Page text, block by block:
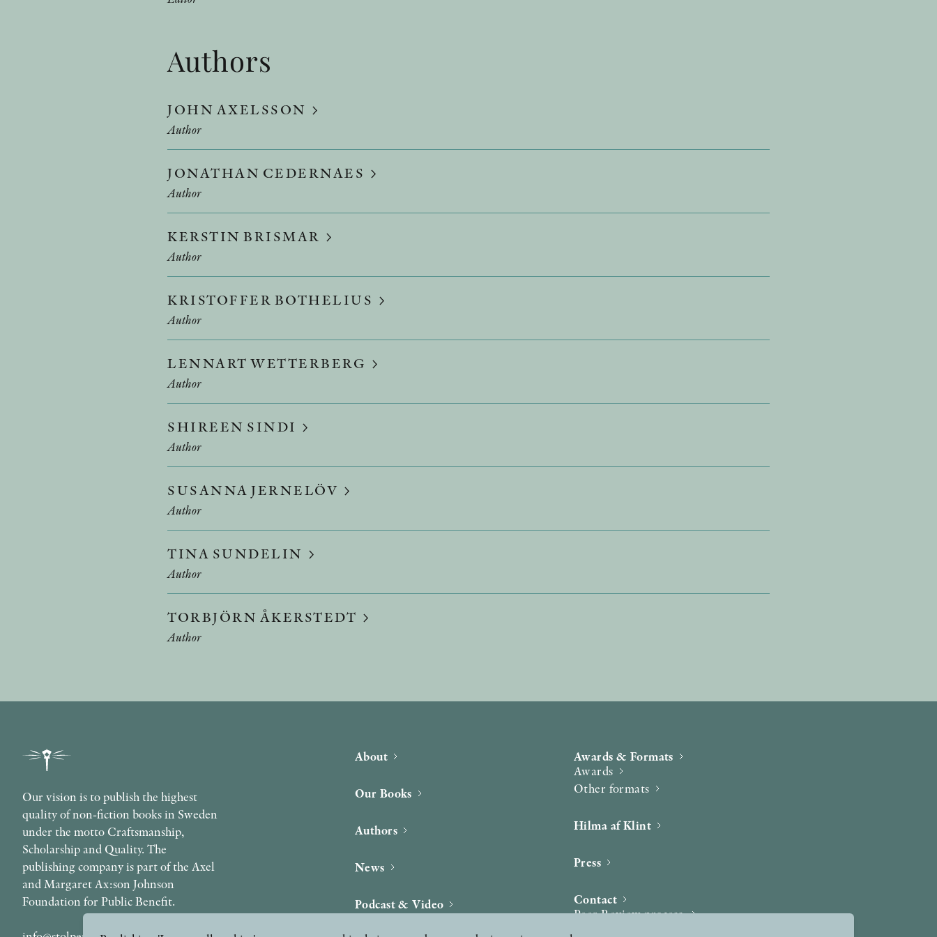
Authors
JOHN AXELSSON
Author
JONATHAN CEDERNAES
Author
KERSTIN BRISMAR
Author
KRISTOFFER BOTHELIUS
Author
LENNART WETTERBERG
Author
SHIREEN SINDI
Author
SUSANNA JERNELÖV
Author
TINA SUNDELIN
Author
TORBJÖRN ÅKERSTEDT
Author
Our vision is to publish the highest
quality of non-fiction books in Sweden
under the motto Craftsmanship,
Scholarship and Quality. The
publishing company is part of the Axel
and Margaret Ax:son Johnson
Foundation for Public Benefit.
About
Our Books
Authors
News
Podcast & Video
Awards & Formats
Awards
Other formats
Hilma af Klint
Press
Contact
Peer Review process